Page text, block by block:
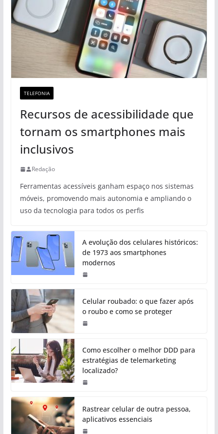
TELEFONIA
Recursos de acessibilidade que
tornam os smartphones mais
inclusivos
Redação
Ferramentas acessíveis ganham espaço nos sistemas
móveis, promovendo mais autonomia e ampliando o
uso da tecnologia para todos os perfis
A evolução dos celulares históricos:
de 1973 aos smartphones
modernos
Celular roubado: o que fazer após
o roubo e como se proteger
Como escolher o melhor DDD para
estratégias de telemarketing
localizado?
Rastrear celular de outra pessoa,
aplicativos essenciais